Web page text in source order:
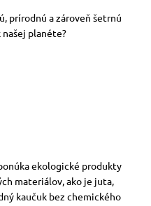
prírodnú a zároveň šetrnú
planéte?
ekologické produkty
materiálov, ako je juta,
kaučuk bez chemického